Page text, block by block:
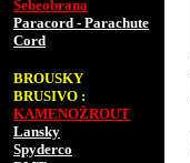
Sebeobrana
Paracord - Parachute
Cord
BROUSKY
BRUSIVO :
KAMENOŽROUT
Lansky
Spyderco